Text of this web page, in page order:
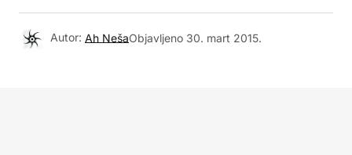
Autor: Ah NešaObjavljeno 30. mart 2015.